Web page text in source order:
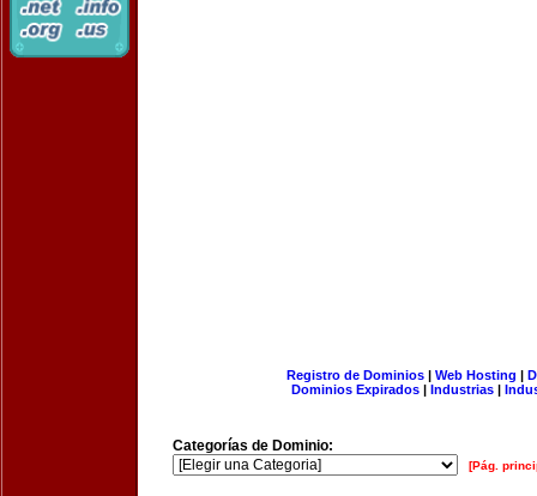
Registro de Dominios| Web Hosting |
Dominios Expirados | Industrias |
Categorías de Dominio:
[Pág.